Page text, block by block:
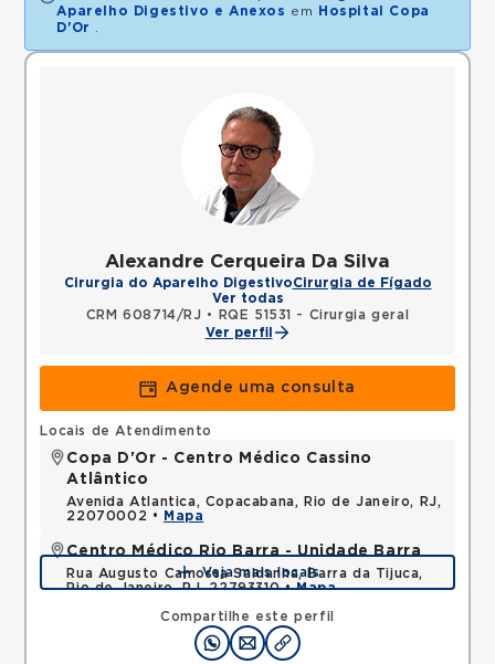
Aparelho Digestivo e Anexos em
Hospital Copa
D'Or
Alexandre Cerqueira Da Silva
Cirurgia do Aparelho DigestivoCirurgia de Fígado
Ver todas
CRM 608714/RJ •
RQE 51531 - Cirurgia geral
Ver perfil
Agende uma consulta
Compartilhe este perfil
Locais de Atendimento
Copa D'Or - Centro Médico Cassino
Atlântico
Avenida Atlantica, Copacabana, Rio de Janeiro, RJ,
22070002 •
Mapa
Centro Médico Rio Barra - Unidade Barra
Rua Augusto Camossa Saldanha, Barra da Tijuca,
Rio de Janeiro, RJ, 22793310 •Mapa
Veja mais locais